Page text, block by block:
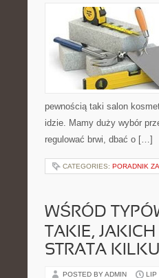
pewnością taki salon
idzie. Mamy duży wybór
regulować brwi, dbać o […]
CATEGORIES: PORADNIK
WŚRÓD
TAKIE,
STRATA KILKU
POSTED BY ADMIN LIP